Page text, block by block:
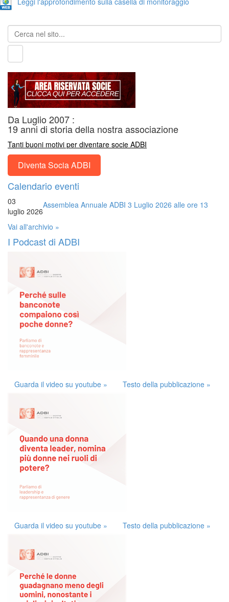
Da Luglio 2007 :
19 anni di storia della nostra associazione
Tanti buoni motivi per diventare socie ADBI
Diventa Socia ADBI
Calendario eventi
03
luglio 2026
Assemblea Annuale ADBI 3 Luglio 2026 alle ore 13
Vai all'archivio »
I Podcast di ADBI
Guarda il video su youtube » Testo della pubblicazione »
Guarda il video su youtube » Testo della pubblicazione »